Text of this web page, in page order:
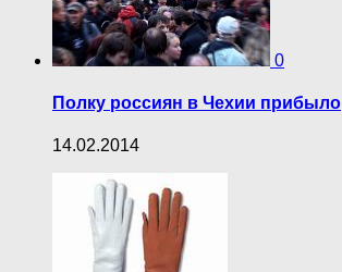
0
Полку россиян в Чехии прибыло
14.02.2014